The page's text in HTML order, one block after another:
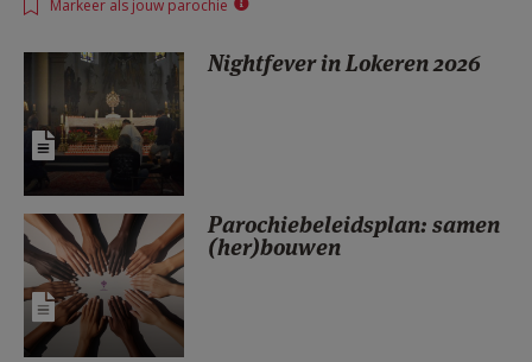
ZOEKEN
HULP
STARTPAGINA PORTAAL
MIJN PAROCHIE
AANMELDEN OF REGISTREREN
Markeer als jouw parochie
Nightfever in Lokeren 2026
Parochiebeleidsplan: samen
(her)bouwen